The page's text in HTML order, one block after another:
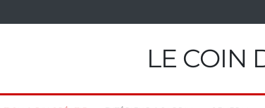
LE COIN